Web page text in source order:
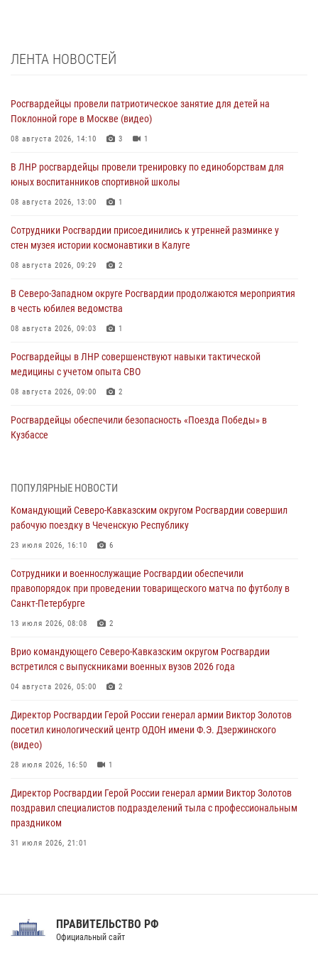
ЛЕНТА НОВОСТЕЙ
Росгвардейцы провели патриотическое занятие для детей на
Поклонной горе в Москве (видео)
08 августа 2026, 14:10 3 1
В ЛНР росгвардейцы провели тренировку по единоборствам для
юных воспитанников спортивной школы
08 августа 2026, 13:00 1
Сотрудники Росгвардии присоединились к утренней разминке у
стен музея истории космонавтики в Калуге
08 августа 2026, 09:29 2
В Северо-Западном округе Росгвардии продолжаются мероприятия
в честь юбилея ведомства
08 августа 2026, 09:03 1
Росгвардейцы в ЛНР совершенствуют навыки тактической
медицины с учетом опыта СВО
08 августа 2026, 09:00 2
Росгвардейцы обеспечили безопасность «Поезда Победы» в
Кузбассе
Военнослужащие Софринской бригады Росгвардии встретились с
дорогой к Победе в СВО» (видео)
08 августа 2026, 07:00
настольному теннису ко Дню физкультурника
08 августа 2026, 07:00
ОМОН «Ойрат» Управления Росгвардии по Республике Калмыкия
08 августа 2026, 07:00
В Москве росгвардейцы оказали помощь медикам и девушке с
08 августа 2026, 06:32 1
ПОПУЛЯРНЫЕ НОВОСТИ
Командующий Северо-Кавказским округом Росгвардии совершил
рабочую поездку в Чеченскую Республику
23 июля 2026, 16:10 6
Сотрудники и военнослужащие Росгвардии обеспечили
правопорядок при проведении товарищеского матча по футболу в
Санкт-Петербурге
13 июля 2026, 08:08 2
Врио командующего Северо-Кавказским округом Росгвардии
встретился с выпускниками военных вузов 2026 года
04 августа 2026, 05:00 2
Директор Росгвардии Герой России генерал армии Виктор Золотов
посетил кинологический центр ОДОН имени Ф.Э. Дзержинского
(видео)
28 июля 2026, 16:50 1
Директор Росгвардии Герой России генерал армии Виктор Золотов
поздравил специалистов подразделений тыла с профессиональным
праздником
31 июля 2026, 21:01
Праздник «Один день с Росгвардией» к 105-летию Центрального
ПРАВИТЕЛЬСТВО РФ
Официальный сайт